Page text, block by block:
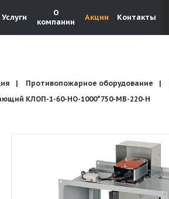
Услуги
О
компании
Акции Контакты
Акции
Противопожарное оборудование
КЛОП-1-60-НО-1000*750-МВ-220-H